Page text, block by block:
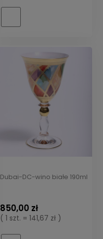
Dubai-DC-wino białe 190ml
850,00 zł
( 1 szt. = 141,67 zł )